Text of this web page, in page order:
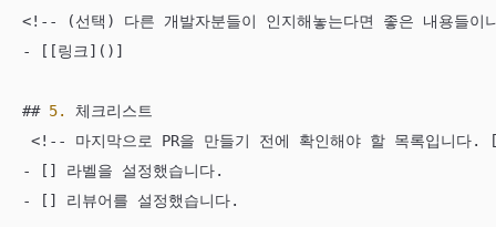
<!-- (선택) 다른 개발자분들이 인지해놓는다면 좋은 내용들이
- [[링크]()]
## 5.
체크리스트
<!-- 마지막으로 PR을 만들기 전에 확인해야 할 목록입니
- [] 라벨을 설정했습니다.
- [] 리뷰어를 설정했습니다.